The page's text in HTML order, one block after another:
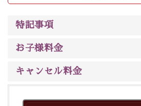
は【3日前まで】にお電話くださ
※交通規制などにより運行できな
※年末年始及び御柱祭前後は運行
神秘なる諏訪湖に心癒される時間
特記事項
お子様料金
キャンセル料金